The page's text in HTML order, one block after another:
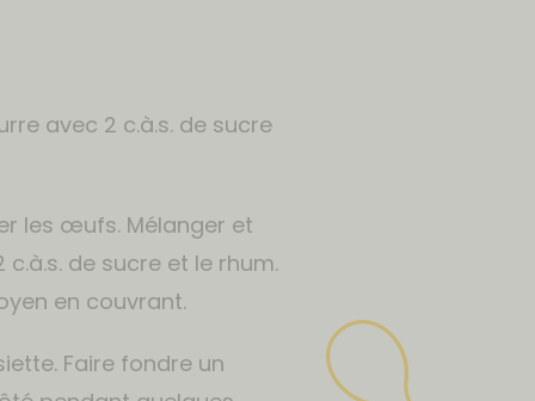
avec 2 c.à.s. de sucre
les œufs. Mélanger et
de sucre et le rhum.
en couvrant.
Faire fondre un